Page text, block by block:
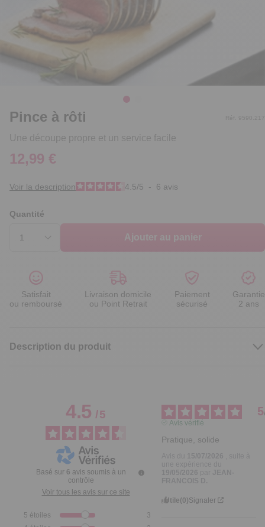
Pince à rôti
Une découpe propre et un service facile
Réf. 9590.217
12,99 €
Voir la description 4.5/5 - 6 avis
Quantité
Ajouter au panier
Satisfait
ou remboursé
Livraison domicile
ou Point Retrait
Paiement
sécurisé
Garantie
2 ans
Description du produit
4.5/5
Basé sur 6 avis soumis à un
contrôle
Voir tous les avis sur ce site
5 étoiles
3
5
Avis vérifié
Pratique, solide
Utile(0)Signaler